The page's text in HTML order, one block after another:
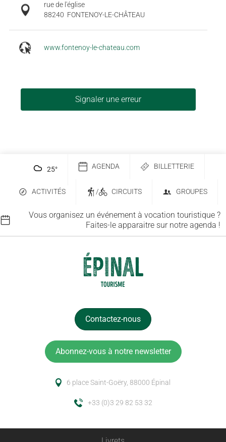
rue de l'église
88240 FONTENOY-LE-CHÂTEAU
www.fontenoy-le-chateau.com
Signaler une erreur
25° AGENDA BILLETTERIE
ACTIVITÉS / CIRCUITS GROUPES
Vous organisez un événement à vocation touristique ?
Faites-le apparaitre sur notre agenda !
Contactez-nous
Abonnez-vous à notre newsletter
6 place Saint-Goëry, 88000 Épinal
+33 (0)3 29 82 53 32